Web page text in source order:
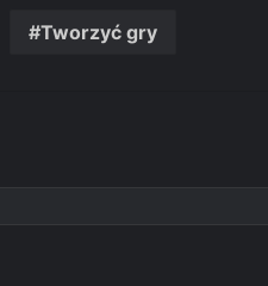
Tworzyć gry